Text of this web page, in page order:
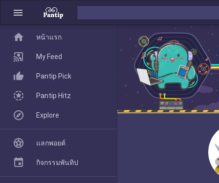
menu
home
Pantip Pick
home หน้าแรก
My Feed
Pantip Pick
Pantip Hitz
Explore
แลกพอยต์
กิจกรรมพันทิป